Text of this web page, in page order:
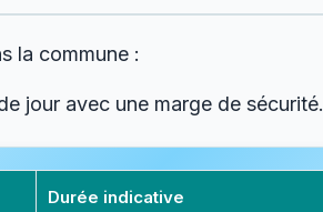
la commune :
jour avec une marge de sécurité.
Durée indicative